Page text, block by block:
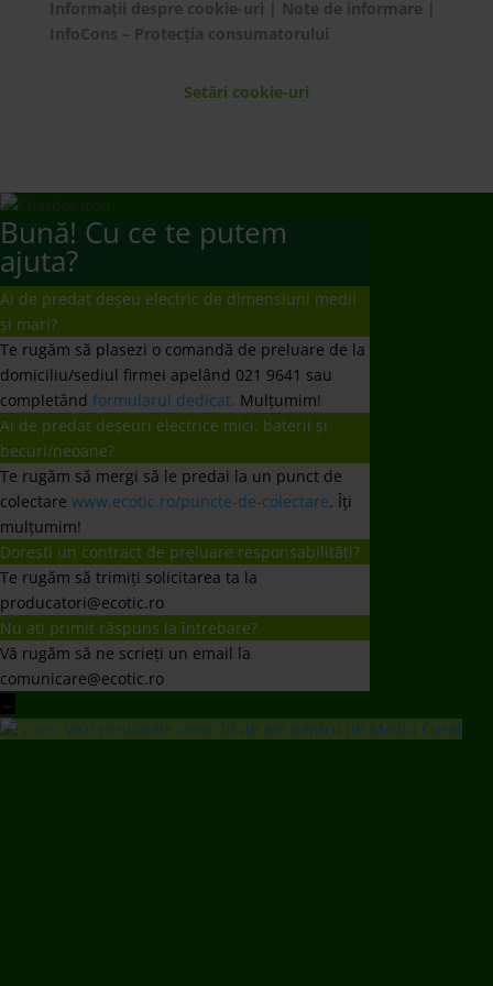
Informații despre cookie-uri
Note de informare
InfoCons – Protecția consumatorului
Setări cookie-uri
Bună! Cu ce te putem
ajuta?
Ai de predat deșeu electric de dimensiuni medii
și mari?
Te rugăm să plasezi o comandă de preluare de la
domiciliu/sediul firmei apelând 021 9641 sau
completând formularul dedicat. Mulțumim!
Ai de predat deșeuri electrice mici, baterii și
becuri/neoane?
Te rugăm să mergi să le predai la un punct de
colectare www.ecotic.ro/puncte-de-colectare. Îți
mulțumim!
Dorești un contract de preluare responsabilități?
Te rugăm să trimiți solicitarea ta la
producatori@ecotic.ro
Nu ați primit răspuns la întrebare?
Vă rugăm să ne scrieți un email la
comunicare@ecotic.ro
←
ECOTIC Vezi rezulatele celor 20 de ani pentru un Mediu Curat